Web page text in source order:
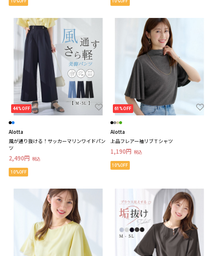
10%OFF 10%OFF
44%OFF
Alotta
風が通り抜ける！サッカーマリンワイドパン
ツ
2,490円 税込
10%OFF
61%OFF
Alotta
上品フレアー袖リブＴシャツ
1,190円 税込
10%OFF